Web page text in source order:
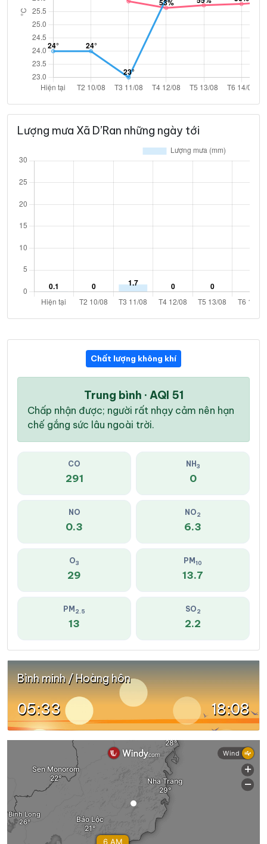
Lượng mưa Xã D’Ran những ngày tới
Chất lượng không khí
Trung bình · AQI 51
Chấp nhận được; người rất nhạy cảm nên hạn
chế gắng sức lâu ngoài trời.
CO
291
NH 3
0
NO
0.3
NO2
6.3
O3
29
PM 10
13.7
PM 2.5
13
SO2
2.2
Bình minh / Hoàng hôn
05:33 18:08